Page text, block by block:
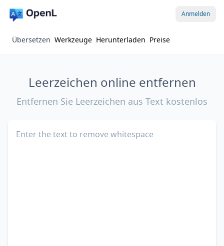
Anmelden
Übersetzen Werkzeuge Herunterladen Preise
Leerzeichen online entfernen
Entfernen Sie Leerzeichen aus Text kostenlos